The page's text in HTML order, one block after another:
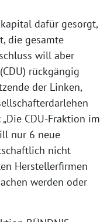
dafür gesorgt,
die gesamte
will aber
rückgängig
der Linken,
CDU-Fraktion im
nur 6 neue
nicht
Herstellerfirmen
werden oder